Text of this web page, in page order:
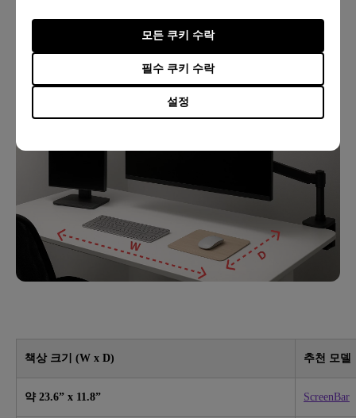
설정
필수 쿠키 수락
모든 쿠키 수락
책상 크기 (W x D) 추천 모델
약 23.6” x 11.8” ScreenBar